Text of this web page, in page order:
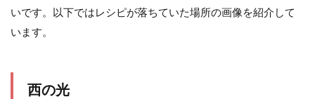
いです。以下ではレシピが落ちていた場所の画像を紹介して
います。
西の光